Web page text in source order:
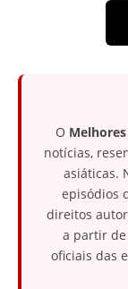
O
notícias,
asiáticas.
episódios
direitos
a partir
oficiais das